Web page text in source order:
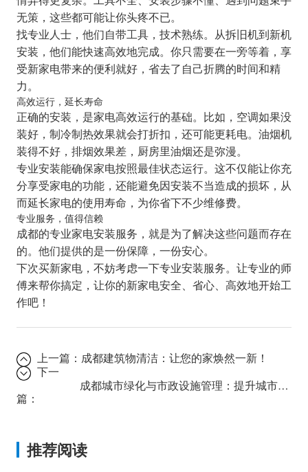
无策，这些都可能让你头疼不已。
找专业人士，他们自带工具，技术熟练。从拆旧机到新机
安装，他们能快速高效地完成。你只需要在一旁等着，享
受新家电带来的便利就好，省去了自己折腾的时间和精
力。
高效运行，延长寿命
正确的安装，是家电高效运行的基础。比如，空调如果没
装好，制冷制热效果就会打折扣，还可能更耗电。油烟机
装得不好，排烟效果差，厨房里油烟还是弥漫。
专业安装能确保家电按照最佳状态运行。这不仅能让你充
分享受家电的功能，还能避免因安装不当造成的损坏，从
而延长家电的使用寿命，为你省下不少维修费。
专业服务，值得信赖
成都的专业家电安装服务，就是为了解决这些问题而存在
的。他们提供的是一份保障，一份安心。
下次买新家电，不妨考虑一下专业安装服务。让专业的师
傅来帮你搞定，让你的新家电安全、省心、高效地开始工
作吧！
上一篇： 成都建筑物清洁：让您的家焕然一新！
下一
篇：
成都城市绿化与市政设施管理：提升城市品质
推荐阅读